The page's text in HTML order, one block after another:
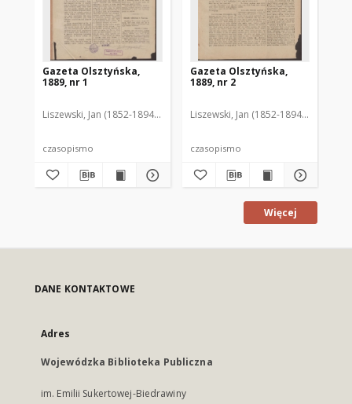
Gazeta Olsztyńska,
1889, nr 1
Liszewski, Jan (1852-1894). Red.
czasopismo
Gazeta Olsztyńska,
1889, nr 2
Liszewski, Jan (1852-1894). Red.
czasopismo
Więcej
DANE KONTAKTOWE
Adres
Wojewódzka Biblioteka Publiczna
im. Emilii Sukertowej-Biedrawiny